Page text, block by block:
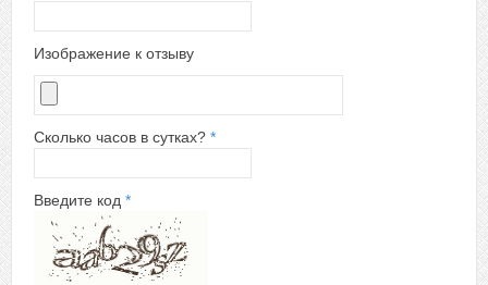
Изображение к отзыву
Сколько часов в сутках? *
Введите код *